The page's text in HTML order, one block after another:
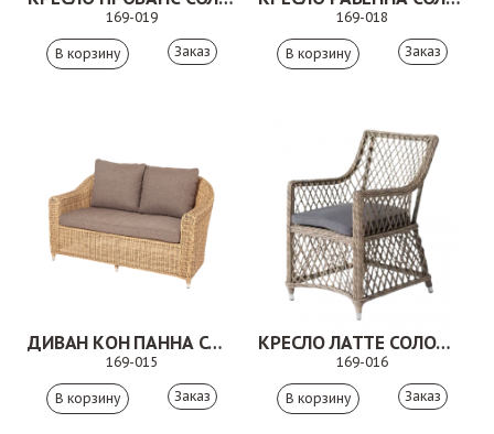
169-019
Заказ
169-018
Заказ
ДИВАН КОН ПАННА СОЛОМЕННЫЙ
169-015
Заказ
КРЕСЛО ЛАТТЕ СОЛОМЕННЫЙ
169-016
Заказ